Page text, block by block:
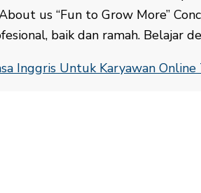
us “Fun to Grow More”
baik dan ramah. Belajar
Inggris Untuk Karyawan